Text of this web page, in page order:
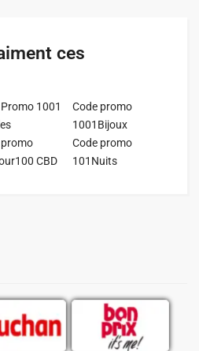
ces
1001
Code promo
1001Bijoux
CBD
Code promo
101Nuits